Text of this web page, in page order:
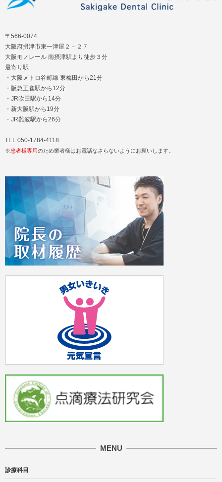
〒566-0074
大阪府摂津市東一津屋２－２７
大阪モノレール 南摂津駅より徒歩３分
最寄り駅
・大阪メトロ谷町線 東梅田から21分
・阪急正雀駅から12分
・JR吹田駅から14分
・新大阪駅から19分
・JR難波駅から26分
TEL 050-1784-4118
※患者様専用のため業者様はお電話なさらないようにお願いします。
MENU
診療科目